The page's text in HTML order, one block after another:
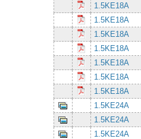
1.5KE18A
1.5KE18A
1.5KE18A
1.5KE18A
1.5KE18A
1.5KE18A
1.5KE18A
1.5KE24A
1.5KE24A
1.5KE24A